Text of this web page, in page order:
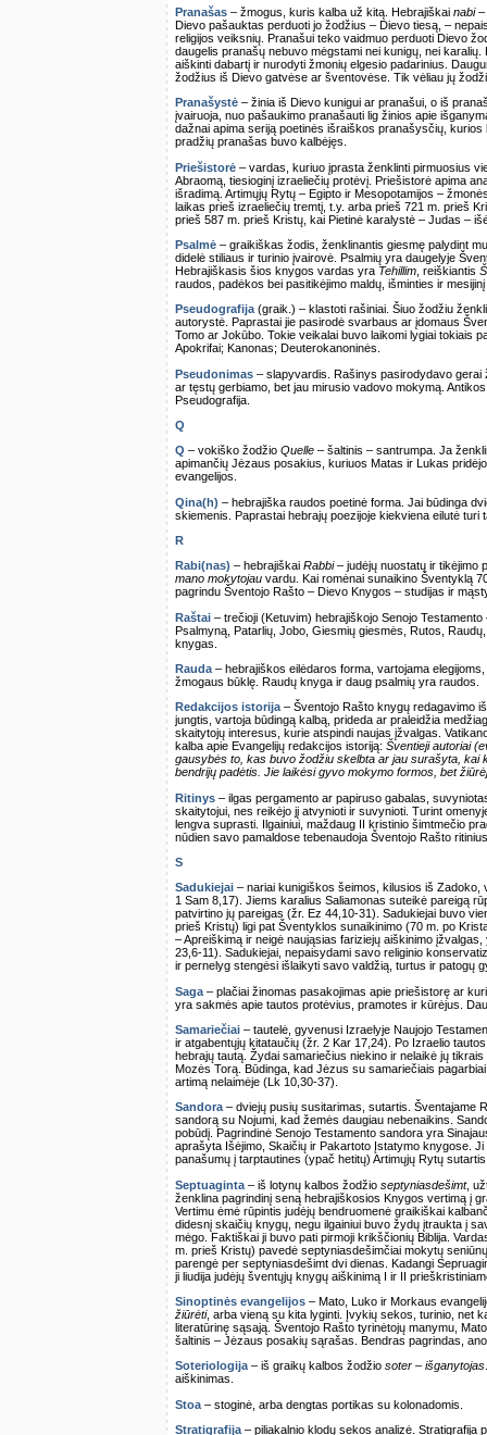
Pranašas – žmogus, kuris kalba už kitą. Hebrajiškai nabi–
Dievo pašauktas perduoti jo žodžius – Dievo tiesą, –
religijos veiksnių. Pranašui teko vaidmuo perduoti Dievo
daugelis pranašų nebuvo mėgstami nei kunigų, nei
aiškinti dabartį ir nurodyti žmonių elgesio padarinius.
žodžius iš Dievo gatvėse ar šventovėse. Tik vėliau jų
Pranašystė – žinia iš Dievo kunigui ar pranašui, o iš
įvairuoja, nuo pašaukimo pranašauti lig žinios apie
dažnai apima seriją poetinės išraiškos pranašysčių,
pradžių pranašas buvo kalbėjęs.
Priešistorė – vardas, kuriuo įprasta ženklinti pirmuosius
Abraomą, tiesioginį izraeliečių protėvį. Priešistorė apima
išradimą. Artimųjų Rytų – Egipto ir Mesopotamijos –
laikas prieš izraeliečių tremtį, t.y. arba prieš 721 m. prieš
prieš 587 m. prieš Kristų, kai Pietinė karalystė – Judas –
Psalmė – graikiškas žodis, ženklinantis giesmę palydint
didelė stiliaus ir turinio įvairovė. Psalmių yra daugelyje
Hebrajiškasis šios knygos vardas yra Tehillim , reiškiantis
raudos, padėkos bei pasitikėjimo maldų, išminties ir mesijinį
Pseudografija (graik.) – klastoti rašiniai. Šiuo žodžiu
autorystė. Paprastai jie pasirodė svarbaus ar įdomaus
Tomo ar Jokūbo. Tokie veikalai buvo laikomi lygiai tokiais
Apokrifai; Kanonas; Deuterokanoninės.
Pseudonimas – slapyvardis. Rašinys pasirodydavo
ar tęstų gerbiamo, bet jau mirusio vadovo mokymą.
Pseudografija.
Q
Q – vokiško žodžio Quelle – šaltinis – santrumpa. Ja
apimančių Jėzaus posakius, kuriuos Matas ir Lukas
evangelijos.
Qina(h) – hebrajiška raudos poetinė forma. Jai būdinga
skiemenis. Paprastai hebrajų poezijoje kiekviena eilutė turi
R
Rabi(nas) – hebrajiškai Rabbi– judėjų nuostatų ir tikėjimo
mano mokytojau vardu. Kai romėnai sunaikino Šventyklą
pagrindu Šventojo Rašto – Dievo Knygos – studijas ir
Raštai – trečioji (Ketuvim) hebrajiškojo Senojo
Psalmyną, Patarlių, Jobo, Giesmių giesmės, Rutos,
knygas.
Rauda – hebrajiškos eilėdaros forma, vartojama
žmogaus būklę. Raudų knyga ir daug psalmių yra raudos.
Redakcijos istorija – Šventojo Rašto knygų redagavimo
jungtis, vartoja būdingą kalbą, prideda ar praleidžia
skaitytojų interesus, kurie atspindi naujas įžvalgas.
kalba apie Evangelijų redakcijos istoriją: Šventieji autoriai
gausybės to, kas buvo žodžiu skelbta ar jau surašyta, kai
bendrijų padėtis. Jie laikėsi gyvo mokymo formos, bet
Ritinys – ilgas pergamento ar papiruso gabalas,
skaitytojui, nes reikėjo jį atvynioti ir suvynioti. Turint
lengva suprasti. Ilgainiui, maždaug II kristinio šimtmečio
nūdien savo pamaldose tebenaudoja Šventojo Rašto
S
Sadukiejai – nariai kunigiškos šeimos, kilusios iš
1 Sam 8,17). Jiems karalius Saliamonas suteikė pareigą
patvirtino jų pareigas (žr. Ez 44,10-31). Sadukiejai buvo
prieš Kristų) ligi pat Šventyklos sunaikinimo (70 m. po
– Apreiškimą ir neigė naująsias fariziejų aiškinimo
23,6-11). Sadukiejai, nepaisydami savo religinio
ir pernelyg stengėsi išlaikyti savo valdžią, turtus ir patogų
Saga – plačiai žinomas pasakojimas apie priešistorę ar
yra sakmės apie tautos protėvius, pramotes ir kūrėjus.
Samariečiai – tautelė, gyvenusi Izraelyje Naujojo
ir atgabentųjų kitataučių (žr. 2 Kar 17,24). Po Izraelio
hebrajų tautą. Žydai samariečius niekino ir nelaikė jų
Mozės Torą. Būdinga, kad Jėzus su samariečiais
artimą nelaimėje (Lk 10,30-37).
Sandora – dviejų pusių susitarimas, sutartis. Šventajame
sandorą su Nojumi, kad žemės daugiau nebenaikins.
pobūdį. Pagrindinė Senojo Testamento sandora yra
aprašyta Išėjimo, Skaičių ir Pakartoto Įstatymo knygose.
panašumų į tarptautines (ypač hetitų) Artimųjų Rytų
Septuaginta – iš lotynų kalbos žodžio septyniasdešimt,
ženklina pagrindinį seną hebrajiškosios Knygos vertimą į
Vertimu ėmė rūpintis judėjų bendruomenė graikiškai
didesnį skaičių knygų, negu ilgainiui buvo žydų įtraukta į
mėgo. Faktiškai ji buvo pati pirmoji krikščionių Biblija.
m. prieš Kristų) pavedė septyniasdešimčiai mokytų
parengė per septyniasdešimt dvi dienas. Kadangi
ji liudija judėjų šventųjų knygų aiškinimą I ir II
Sinoptinės evangelijos – Mato, Luko ir Morkaus
žiūrėti, arba vieną su kita lyginti. Įvykių sekos, turinio, net
literatūrinę sąsają. Šventojo Rašto tyrinėtojų manymu,
šaltinis – Jėzaus posakių sąrašas. Bendras pagrindas,
Soteriologija – iš graikų kalbos žodžio soter – išganytojas
aiškinimas.
Stoa – stoginė, arba dengtas portikas su kolonadomis.
Stratigrafija – piliakalnio klodų sekos analizė. Stratigrafija